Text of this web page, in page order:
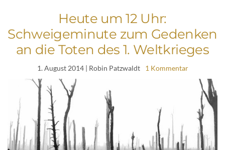
Heute um 12 Uhr:
Schweigeminute zum Gedenken
an die Toten des 1. Weltkrieges
1. August 2014| Robin Patzwaldt 1 Kommentar